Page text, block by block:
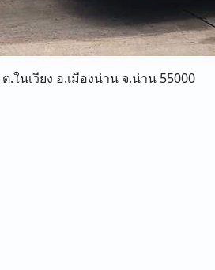
.ในเวียง อ.เมืองน่าน จ.น่าน 55000